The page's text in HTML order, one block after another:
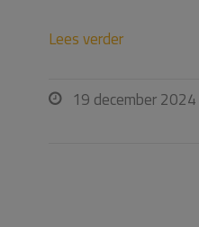
Lees verder
 19 december 2024